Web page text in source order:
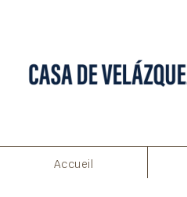
Accueil